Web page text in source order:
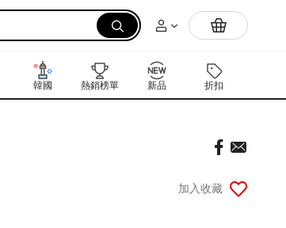
拉麵
韓國 熱銷榜單 新品 折扣
加入收藏